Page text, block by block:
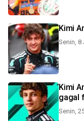
Kimi
Senin, 8
Kimi
gagal
Senin,